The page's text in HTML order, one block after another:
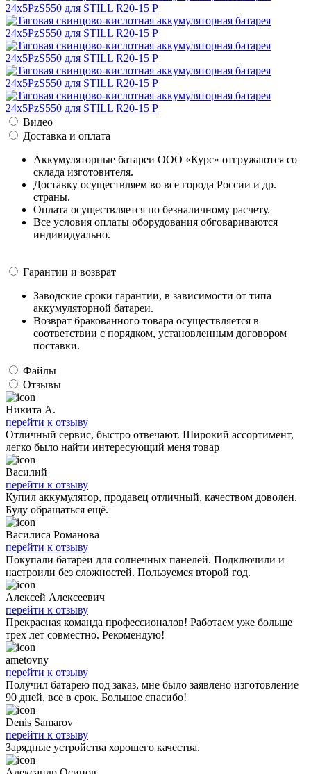
Видео
Доставка и оплата
Аккумуляторные батареи ООО «Курс» отгружаются со
склада изготовителя.
Доставку осуществляем во все города России и др.
страны.
Оплата осуществляется по безналичному расчету.
Все условия оплаты оборудования обговариваются
индивидуально.
Гарантии и возврат
Заводские сроки гарантии, в зависимости от типа
аккумуляторной батареи.
Возврат бракованного товара осуществляется в
соответствии с порядком, установленным договором
поставки.
Файлы
Отзывы
Никита А.
перейти к отзыву
Отличный сервис, быстро отвечают. Широкий ассортимент,
легко было найти интересующий меня товар
Василий
перейти к отзыву
Купил аккумулятор, продавец отличный, качеством доволен.
Буду обращаться ещё.
Василиса Романова
перейти к отзыву
Покупали батареи для солнечных панелей. Подключили и
настроили без сложностей. Пользуемся второй год.
Алексей Алексеевич
перейти к отзыву
Прекрасная команда профессионалов! Работаем уже больше
трех лет совместно. Рекомендую!
ametovny
перейти к отзыву
Получил батарею под заказ, мне было заявлено изготовление
90 дней, все в срок. Большое спасибо!
Denis Samarov
перейти к отзыву
Зарядные устройства хорошего качества.